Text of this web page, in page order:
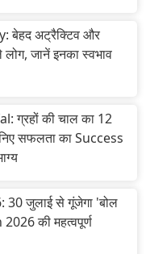
बेहद अट्रैक्टिव और
लोग, जानें इनका स्वभाव
ग्रहों की चाल का 12
सफलता का Success
जुलाई से गूंजेगा 'बोल
की महत्वपूर्ण